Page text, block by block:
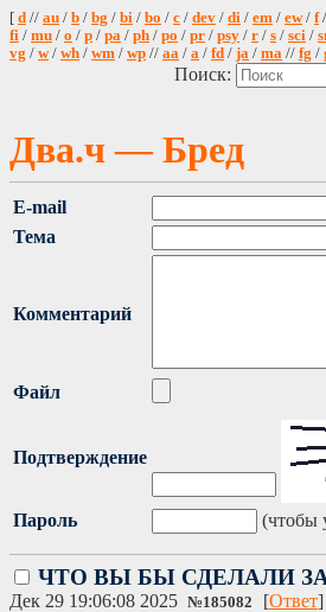
[ d // au / b / bg / bi / bo / c / dev / di / em / ew/ f/
fi / mu / o / p / pa / ph / po / pr / psy / r / s / sci /
vg / w/ wh / wm / wp // aa / a / fd / ja / ma // fg /
Поиск:
Два.ч — Бред
E-mail
Тема
Комментарий
Файл
Подтверждение
Пароль (чтобы
ЧТО ВЫ БЫ СДЕЛАЛИ ЗА
Дек 29 19:06:08 2025 №185082 [Ответ]